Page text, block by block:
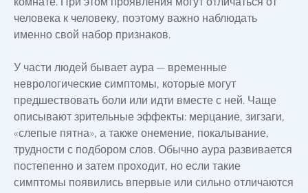
человека к человеку, поэтому важно наблюдать
именно свой набор признаков.
У части людей бывает аура — временные
неврологические симптомы, которые могут
предшествовать боли или идти вместе с ней. Чаще
описывают зрительные эффекты: мерцание, зигзаги,
«слепые пятна», а также онемение, покалывание,
трудности с подбором слов. Обычно аура развивается
постепенно и затем проходит, но если такие
симптомы появились впервые или сильно отличаются